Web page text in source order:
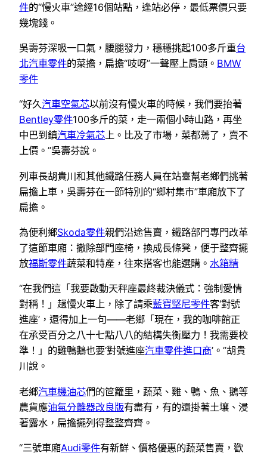
件的“慢火車”途經16個站點，逢站必停，最低票價只要
幾塊錢。
吳壽芬深吸一口氣，腰腿發力，穩穩挑起100多斤重台
北汽車零件的菜擔，扁擔“吱呀”一聲壓上肩頭。 BMW
零件
“好久汽車空氣芯以前沒有慢火車的時候，我們要抬著
Bentley零件100多斤的菜，走一兩個小時山路，再坐
中巴到鎮汽車冷氣芯上。比及了市場，菜都蔫了，賣不
上價。”吳壽芬說。
列車長胡貴川和其他鐵路任務人員在站臺幫老鄉們挑著
扁擔上車，吳壽芬在一節特別的“鄉村集市”車廂放下了
扁擔。
為便利鄉Skoda零件親們沿途售賣，鐵路部門專門改革
了這節車廂：撤除部門座椅，換成長條凳，便于整齊擺
放福斯零件蔬菜和特產，往來搭客也能選購。 水箱精
“在我們這「我要啟動天秤座最終裁決儀式：強制愛情
對稱！」趟慢火車上，除了請乘藍寶堅尼零件客‘對號
進座’，還得加上一句——老鄉「現在，我的咖啡館正
在承受百分之八十七點八八的結構失衡壓力！我需要校
準！」的雞鴨鵝也要‘對號進座汽車零件進口商’。”胡貴
川說。
老鄉汽車機油芯們的笸籮里，蔬菜、雞、鴨、魚、鵝等
農貨應油氣分離器改良版有盡有，有的還掛著土壤、浸
著露水，扁擔擺列得整整齊齊。
“三號車廂Audi零件有新鮮、價格優惠的蔬菜售賣，歡